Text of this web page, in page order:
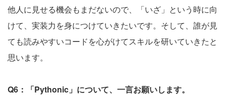
他人に見せる機会もまだないので、「いざ」という時に向
けて、実装力を身につけていきたいです。そして、誰が見
ても読みやすいコードを心がけてスキルを研いていきたと
思います。
Q6：「Pythonic」について、一言お願いします。